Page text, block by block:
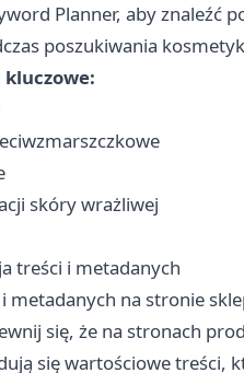
Planner, aby znaleźć
poszukiwania
kluczowe:
skóry wrażliwej
treści i metadanych
metadanych na stronie
się, że na stronach
się wartościowe treści,